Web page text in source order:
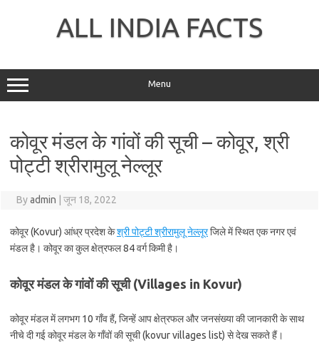
ALL INDIA FACTS
Menu
कोवूर मंडल के गांवों की सूची – कोवूर, श्री
पोट्टी श्रीरामुलू नेल्लूर
Byadmin जून 18, 2022
कोवूर (Kovur) आंध्र प्रदेश केश्री पोट्टी श्रीरामुलू नेल्लूरजिले में स्थित एक नगर एवं
मंडल है। कोवूर का कुल क्षेत्रफल 84 वर्ग किमी है।
कोवूर मंडल के गांवों की सूची (Villages in Kovur)
कोवूर मंडल में लगभग 10 गाँव हैं, जिन्हें आप क्षेत्रफल और जनसंख्या की जानकारी के साथ
नीचे दी गई कोवूर मंडल के गाँवों की सूची (kovur villages list) से देख सकते हैं।